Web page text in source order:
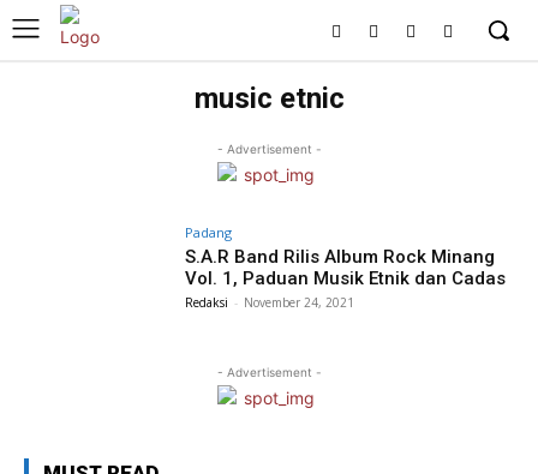
music etnic
- Advertisement -
Padang
S.A.R Band Rilis Album Rock Minang
Vol. 1, Paduan Musik Etnik dan Cadas
Redaksi - November 24, 2021
- Advertisement -